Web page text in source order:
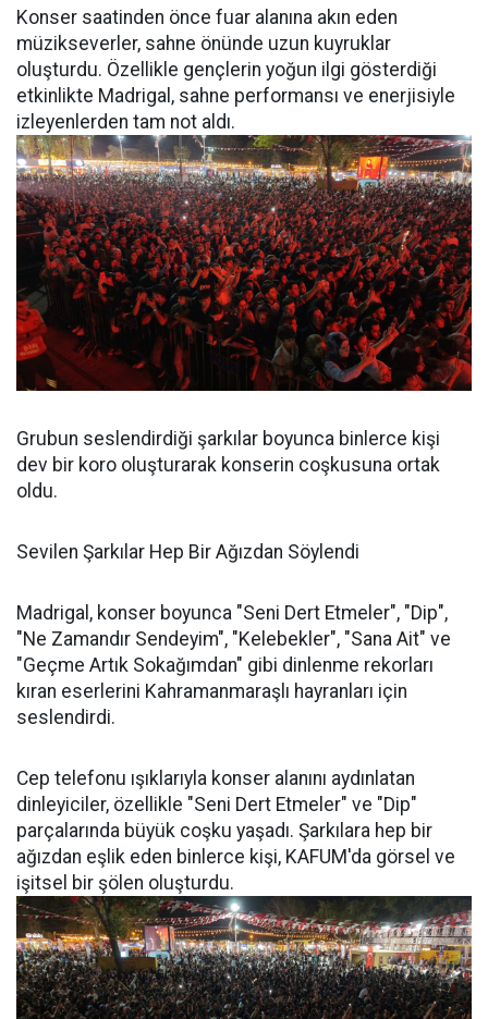
Konser saatinden önce fuar alanına akın eden
müzikseverler, sahne önünde uzun kuyruklar
oluşturdu. Özellikle gençlerin yoğun ilgi gösterdiği
etkinlikte Madrigal, sahne performansı ve enerjisiyle
izleyenlerden tam not aldı.
Grubun seslendirdiği şarkılar boyunca binlerce kişi
dev bir koro oluşturarak konserin coşkusuna ortak
oldu.
Sevilen Şarkılar Hep Bir Ağızdan Söylendi
Madrigal, konser boyunca "Seni Dert Etmeler", "Dip",
"Ne Zamandır Sendeyim", "Kelebekler", "Sana Ait" ve
"Geçme Artık Sokağımdan" gibi dinlenme rekorları
kıran eserlerini Kahramanmaraşlı hayranları için
seslendirdi.
Cep telefonu ışıklarıyla konser alanını aydınlatan
dinleyiciler, özellikle "Seni Dert Etmeler" ve "Dip"
parçalarında büyük coşku yaşadı. Şarkılara hep bir
ağızdan eşlik eden binlerce kişi, KAFUM'da görsel ve
işitsel bir şölen oluşturdu.